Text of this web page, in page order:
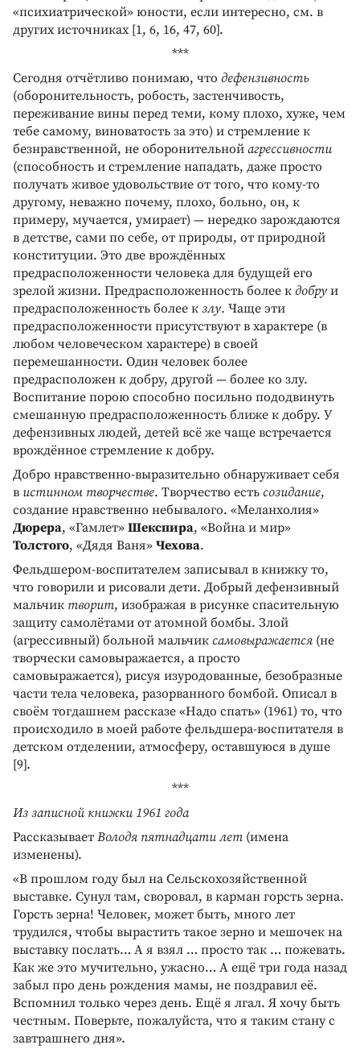
«психиатрической» юности, если интересно, см. в
других источниках [1, 6, 16, 47, 60].
***
Сегодня отчётливо понимаю, что дефензивность
(оборонительность, робость, застенчивость,
переживание вины перед теми, кому плохо, хуже, чем
тебе самому, виноватость за это) и стремление к
безнравственной, не оборонительной агрессивности
(способность и стремление нападать, даже просто
получать живое удовольствие от того, что кому-то
другому, неважно почему, плохо, больно, он, к
примеру, мучается, умирает) — нередко зарождаются
в детстве, сами по себе, от природы, от природной
конституции. Это две врождённых
предрасположенности человека для будущей его
зрелой жизни. Предрасположенность более к добру и
предрасположенность более к злу. Чаще эти
предрасположенности присутствуют в характере (в
любом человеческом характере) в своей
перемешанности. Один человек более
предрасположен к добру, другой — более ко злу.
Воспитание порою способно посильно пододвинуть
смешанную предрасположенность ближе к добру. У
дефензивных людей, детей всё же чаще встречается
врождённое стремление к добру.
Добро нравственно-выразительно обнаруживает себя
в истинном творчестве. Творчество есть созидание,
создание нравственно небывалого. «Меланхолия»
Дюрера, «Гамлет» Шекспира, «Война и мир»
Толстого, «Дядя Ваня» Чехова.
Фельдшером-воспитателем записывал в книжку то,
что говорили и рисовали дети. Добрый дефензивный
мальчик творит, изображая в рисунке спасительную
защиту самолётами от атомной бомбы. Злой
(агрессивный) больной мальчик самовыражается (не
творчески самовыражается, а просто
самовыражается), рисуя изуродованные, безобразные
части тела человека, разорванного бомбой. Описал в
своём тогдашнем рассказе «Надо спать» (1961) то, что
происходило в моей работе фельдшера-воспитателя в
детском отделении, атмосферу, оставшуюся в душе
[9].
***
Из записной книжки 1961 года
Рассказывает Володя пятнадцати лет (имена
изменены).
«В прошлом году был на Сельскохозяйственной
выставке. Сунул там, своровал, в карман горсть зерна.
Горсть зерна! Человек, может быть, много лет
трудился, чтобы вырастить такое зерно и мешочек на
выставку послать… А я взял … просто так … пожевать.
Как же это мучительно, ужасно… А ещё три года назад
забыл про день рождения мамы, не поздравил её.
Вспомнил только через день. Ещё я лгал. Я хочу быть
честным. Поверьте, пожалуйста, что я таким стану с
завтрашнего дня».